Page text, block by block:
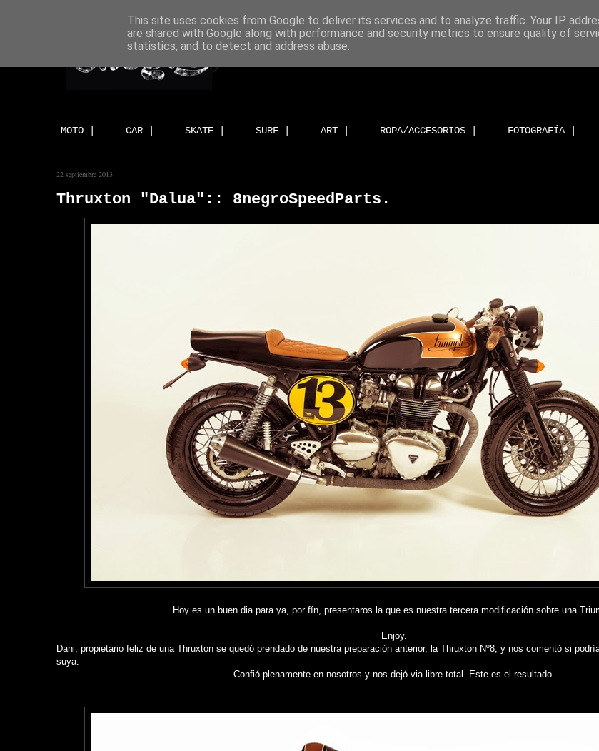
MOTO | CAR | SKATE | SURF | ART | ROPA/ACCESORIOS | FOTOGRAFÍA |
22 septiembre 2013
Thruxton "Dalua":: 8negroSpeedParts.
Hoy es un buen dia para ya, por fín, presentaros la que es nuestra tercera modificación sobre una
Enjoy.
Dani, propietario feliz de una Thruxton se quedó prendado de nuestra preparación anterior, la Thruxton Nº8, y nos comentó si
suya.
Confió plenamente en nosotros y nos dejó via libre total. Este es el resultado.
This site uses cookies from Google to deliver its services and to analyze traffic. Your IP
are shared with Google along with performance and security metrics to ensure quality of
statistics, and to detect and address abuse.